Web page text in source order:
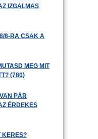
IZGALMAS
8-RA CSAK A
MEG MIT
(780)
PÁR
ÉRDEKES
KERES?